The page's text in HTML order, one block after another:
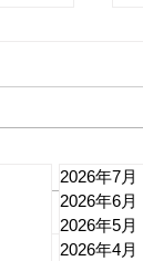
る
2026年7月
2026年6月
2026年5月
2026年4月